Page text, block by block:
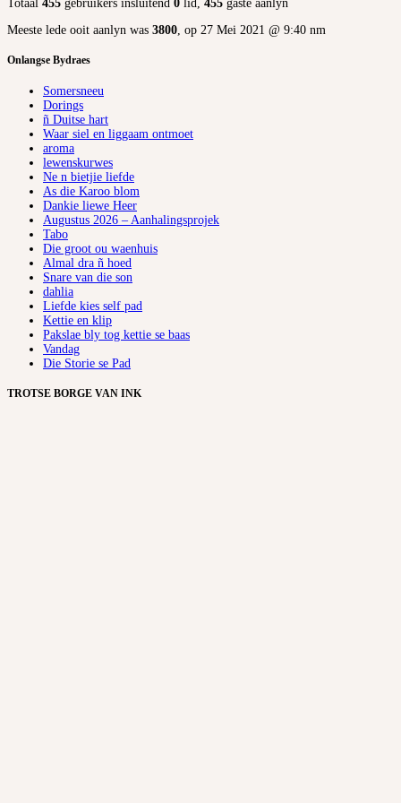
Totaal 455 gebruikers insluitend 0 lid, 455 gaste aanlyn
Meeste lede ooit aanlyn was 3800, op 27 Mei 2021 @ 9:40 nm
Onlangse Bydraes
Somersneeu
Dorings
ñ Duitse hart
Waar siel en liggaam ontmoet
aroma
lewenskurwes
Ne n bietjie liefde
As die Karoo blom
Dankie liewe Heer
Augustus 2026 – Aanhalingsprojek
Tabo
Die groot ou waenhuis
Almal dra ñ hoed
Snare van die son
dahlia
Liefde kies self pad
Kettie en klip
Pakslae bly tog kettie se baas
Vandag
Die Storie se Pad
TROTSE BORGE VAN INK